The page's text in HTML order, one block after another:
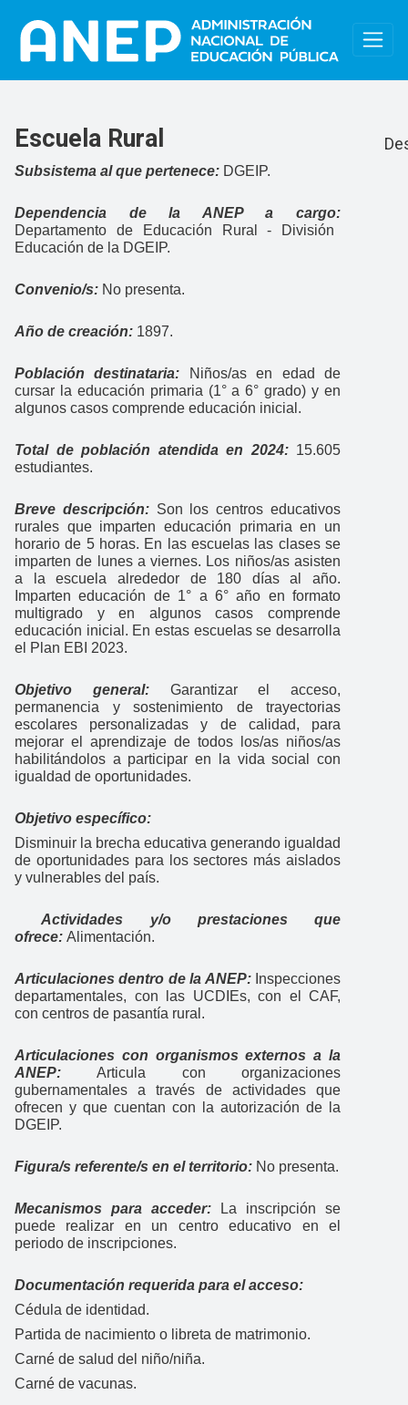
Escuela Rural
Subsistema al que pertenece: DGEIP.
Dependencia de la ANEP a cargo:
Departamento de Educación Rural - División
Educación de la DGEIP.
Convenio/s: No presenta.
Año de creación: 1897.
Población destinataria:
Niños/as en edad de
cursar la educación primaria (1° a 6° grado) y en
algunos casos comprende educación inicial.
Total de población atendida en 2024: 15.605
estudiantes.
Breve descripción: Son los centros educativos
rurales que imparten educación primaria en un
horario de 5 horas. En las escuelas las clases se
imparten de lunes a viernes. Los niños/as asisten
a la escuela alrededor de 180 días al año.
Imparten educación de 1° a 6° año en formato
multigrado y en algunos casos comprende
educación inicial. En estas escuelas se desarrolla
el Plan EBI 2023.
Objetivo general: Garantizar el acceso,
permanencia y sostenimiento de trayectorias
escolares personalizadas y de calidad, para
mejorar el aprendizaje de todos los/as niños/as
habilitándolos a participar en la vida social con
igualdad de oportunidades.
Objetivo específico:
Disminuir la brecha educativa generando igualdad
de oportunidades para los sectores más aislados
y vulnerables del país.
Actividades y/o prestaciones que
ofrece: Alimentación.
Articulaciones dentro de la ANEP: Inspecciones
departamentales, con las UCDIEs, con el CAF,
con centros de pasantía rural.
Articulaciones con organismos externos a la
ANEP:Articula con organizaciones
gubernamentales a través de actividades que
ofrecen y que cuentan con la autorización de la
DGEIP.
Figura/s referente/s en el territorio: No presenta.
Mecanismos para acceder:
La inscripción se
puede realizar en un centro educativo en el
periodo de inscripciones.
Documentación requerida para el acceso:
Cédula de identidad.
Partida de nacimiento o libreta de matrimonio.
Carné de salud del niño/niña.
Carné de vacunas.